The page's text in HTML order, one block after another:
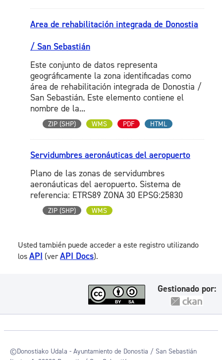
Area de rehabilitación integrada de Donostia
/ San Sebastián
Este conjunto de datos representa
geográficamente la zona identificadas como
área de rehabilitación integrada de Donostia /
San Sebastián. Este elemento contiene el
nombre de la...
ZIP (SHP) WMS PDF HTML
Servidumbres aeronáuticas del aeropuerto
Plano de las zonas de servidumbres
aeronáuticas del aeropuerto. Sistema de
referencia: ETRS89 ZONA 30 EPSG:25830
ZIP (SHP) WMS
Usted también puede acceder a este registro utilizando
los API (verAPI Docs).
Gestionado por:
©Donostiako Udala - Ayuntamiento de Donostia / San Sebastián